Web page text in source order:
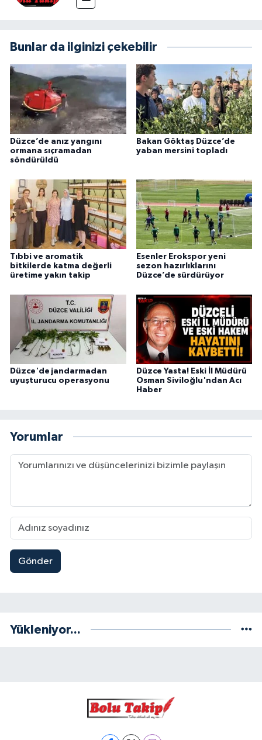
Bunlar da ilginizi çekebilir
Düzce’de anız yangını
ormana sıçramadan
söndürüldü
Bakan Göktaş Düzce’de
yaban mersini topladı
Tıbbi ve aromatik
bitkilerde katma değerli
üretime yakın takip
Esenler Erokspor yeni
sezon hazırlıklarını
Düzce’de sürdürüyor
Düzce'de jandarmadan
uyuşturucu operasyonu
Düzce Yasta! Eski İl Müdürü
Osman Siviloğlu'ndan Acı
Haber
Yorumlar
Gönder
Yükleniyor...